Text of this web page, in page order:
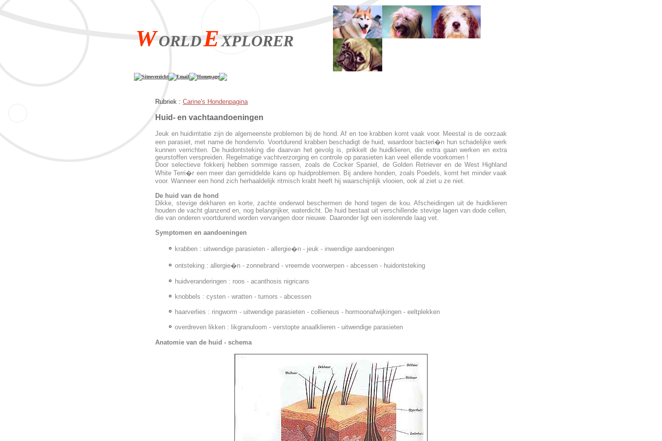
WORLDEXPLORER
Siteoverzicht Email Homepage
Rubriek : Carine's Hondenpagina
Huid- en vachtaandoeningen
Jeuk en huidirritatie zijn de algemeenste problemen bij de hond. Af en toe krabben komt vaak voor. Meestal is de oorzaak
een parasiet, met name de hondenvlo. Voortdurend krabben beschadigt de huid, waardoor bacteri�n hun schadelijke werk
kunnen verrichten. De huidontsteking die daarvan het gevolg is, prikkelt de huidklieren, die extra gaan werken en extra
geurstoffen verspreiden. Regelmatige vachtverzorging en controle op parasieten kan veel ellende voorkomen !
Door selectieve fokkerij hebben sommige rassen, zoals de Cocker Spaniel, de Golden Retriever en de West Highland
White Terri�r een meer dan gemiddelde kans op huidproblemen. Bij andere honden, zoals Poedels, komt het minder vaak
voor. Wanneer een hond zich herhaaldelijk ritmisch krabt heeft hij waarschijnlijk vlooien, ook al ziet u ze niet.
De huid van de hond
Dikke, stevige dekharen en korte, zachte onderwol beschermen de hond tegen de kou. Afscheidingen uit de huidklieren
houden de vacht glanzend en, nog belangrijker, waterdicht. De huid bestaat uit verschillende stevige lagen van dode cellen,
die van onderen voortdurend worden vervangen door nieuwe. Daaronder ligt een isolerende laag vet.
Symptomen en aandoeningen
krabben : uitwendige parasieten - allergie�n - jeuk - inwendige aandoeningen
ontsteking : allergie�n - zonnebrand - vreemde voorwerpen - abcessen - huidontsteking
huidveranderingen : roos - acanthosis nigricans
knobbels : cysten - wratten - tumors - abcessen
haarverlies : ringworm - uitwendige parasieten - collieneus - hormoonafwijkingen - eeltplekken
overdreven likken : likgranuloom - verstopte anaalklieren - uitwendige parasieten
Anatomie van de huid - schema